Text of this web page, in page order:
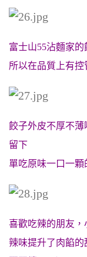
富士山55沾麵家
所以在品質上有控
餃子外皮不厚不
留下
單吃原味一口一顆
喜歡吃辣的朋友，
辣味提升了肉餡